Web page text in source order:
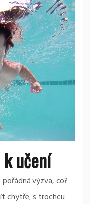
učení
výzva, co?
chytře, s trochou